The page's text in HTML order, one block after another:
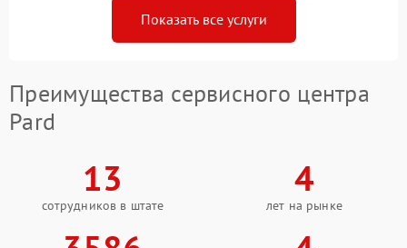
Показать все услуги
Преимущества сервисного центра
Pard
13
сотрудников в штате
4
лет на рынке